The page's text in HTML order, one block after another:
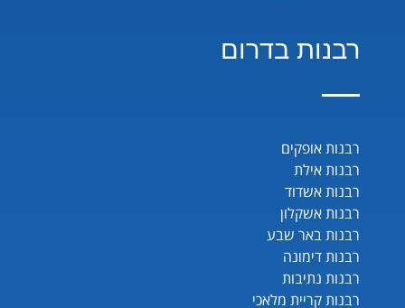
רבנות בדרום
רבנות אופקים
רבנות אילת
רבנות אשדוד
רבנות אשקלון
רבנות באר שבע
רבנות דימונה
רבנות נתיבות
רבנות קריית מלאכי